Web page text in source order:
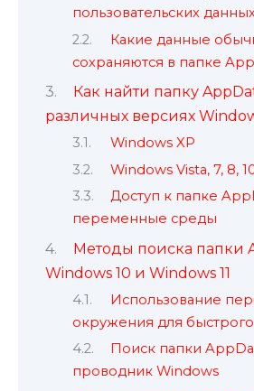
пользовательских
Какие данные
сохраняются в папке
Как найти папку
различных версиях
Windows XP
Windows Vista, 7, 8,
Доступ к папке
переменные среды
Методы поиска папки
Windows 10 и Windows 11
Использование
окружения для быстрого
Поиск папки
проводник Windows